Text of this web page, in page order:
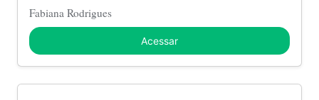
Fabiana Rodrigues
Acessar